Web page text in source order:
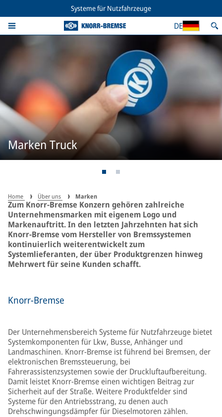
Systeme für Nutzfahrzeuge
DE
Marken Truck
Home Über uns Marken
Zum Knorr-Bremse Konzern gehören zahlreiche
Unternehmensmarken mit eigenem Logo und
Markenauftritt. In den letzten Jahrzehnten hat sich
Knorr-Bremse vom Hersteller von Bremssystemen
kontinuierlich weiterentwickelt zum
Systemlieferanten, der über Produktgrenzen hinweg
Mehrwert für seine Kunden schafft.
Knorr-Bremse
Der Unternehmensbereich Systeme für Nutzfahrzeuge bietet
Systemkomponenten für Lkw, Busse, Anhänger und
Landmaschinen. Knorr-Bremse ist führend bei Bremsen, der
elektronischen Bremssteuerung, bei
Fahrerassistenzsystemen sowie der Druckluftaufbereitung.
Damit leistet Knorr-Bremse einen wichtigen Beitrag zur
Sicherheit auf der Straße. Weitere Produktfelder sind
Systeme für den Antriebsstrang, zu denen auch
Drehschwingungsdämpfer für Dieselmotoren zählen.